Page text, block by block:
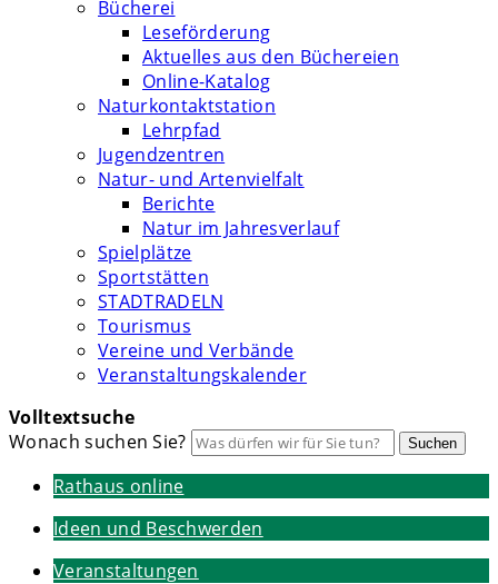
Bücherei
Leseförderung
Aktuelles aus den Büchereien
Online-Katalog
Naturkontaktstation
Lehrpfad
Jugendzentren
Natur- und Artenvielfalt
Berichte
Natur im Jahresverlauf
Spielplätze
Sportstätten
STADTRADELN
Tourismus
Vereine und Verbände
Veranstaltungskalender
Volltextsuche
Wonach suchen Sie?
Suchen
Rathaus online
Ideen und Beschwerden
Veranstaltungen